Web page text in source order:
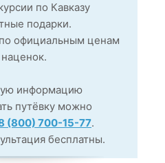
по Кавказу
подарки.
официальным ценам
информацию
путёвку можно
(800) 700-15-77.
бесплатны.